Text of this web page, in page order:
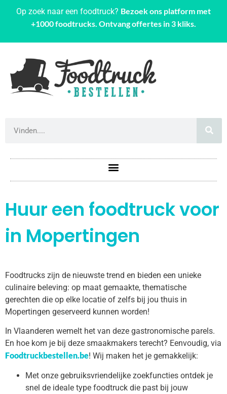
Op zoek naar een foodtruck? Bezoek ons platform met
+1000 foodtrucks. Ontvang offertes in 3 kliks.
Huur een foodtruck voor
in Mopertingen
Foodtrucks zijn de nieuwste trend en bieden een unieke
culinaire beleving: op maat gemaakte, thematische
gerechten die op elke locatie of zelfs bij jou thuis in
Mopertingen geserveerd kunnen worden!
In Vlaanderen wemelt het van deze gastronomische parels.
En hoe kom je bij deze smaakmakers terecht? Eenvoudig, via
Foodtruckbestellen.be! Wij maken het je gemakkelijk:
Met onze gebruiksvriendelijke zoekfuncties ontdek je
snel de ideale type foodtruck die past bij jouw